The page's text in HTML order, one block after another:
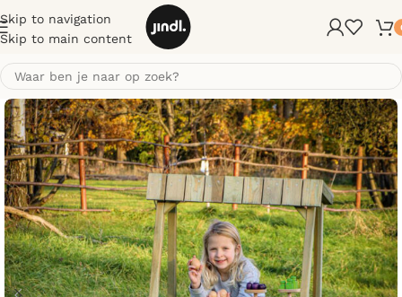
Skip to navigation
Skip to main content